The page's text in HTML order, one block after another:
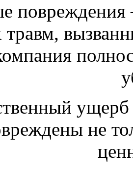
повреждения
ущерб
не